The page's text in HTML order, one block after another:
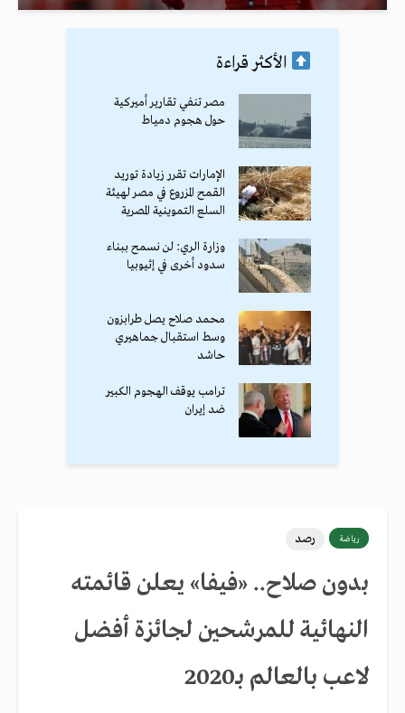
الأكثر قراءة
مصر تنفي تقارير أميركية
حول هجوم دمياط
الإمارات تقرر زيادة توريد
القمح المزروع في مصر لهيئة
السلع التموينية المصرية
وزارة الري: لن نسمح ببناء
سدود أخرى في إثيوبيا
محمد صلاح يصل طرابزون
وسط استقبال جماهيري
حاشد
ترامب يوقف الهجوم الكبير
ضد إيران
رياضة رصد
بدون صلاح.. «فيفا» يعلن قائمته
النهائية للمرشحين لجائزة أفضل
لاعب بالعالم بـ2020